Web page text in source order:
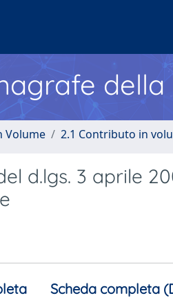
Volume 2.1 Contributo in
d.lgs. 3 aprile
Scheda completa